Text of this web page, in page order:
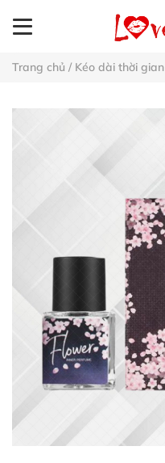
Trang chủ / Kéo dài thời gian